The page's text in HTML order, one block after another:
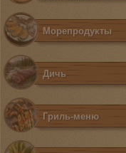
Морепродукты
Дичь
Гриль-меню